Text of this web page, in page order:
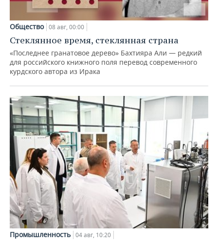
Общество 08 авг, 00:00
Стеклянное время, стеклянная страна
«Последнее гранатовое дерево» Бахтияра Али — редкий
для российского книжного поля перевод современного
курдского автора из Ирака
Промышленность 04 авг, 10:20